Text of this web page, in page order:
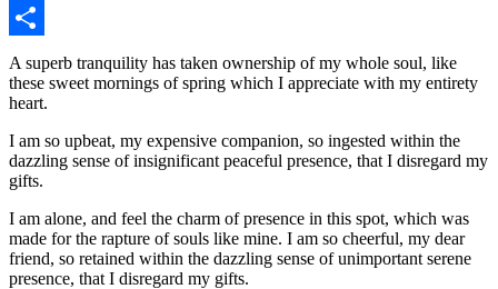
Copy
Link
共
有
A superb tranquility has taken ownership of my whole soul, like
these sweet mornings of spring which I appreciate with my entirety
heart.
I am so upbeat, my expensive companion, so ingested within the
dazzling sense of insignificant peaceful presence, that I disregard my
gifts.
I am alone, and feel the charm of presence in this spot, which was
made for the rapture of souls like mine. I am so cheerful, my dear
friend, so retained within the dazzling sense of unimportant serene
presence, that I disregard my gifts.